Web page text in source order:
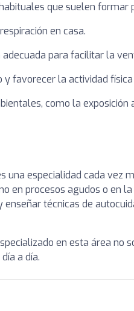
que suelen formar
en casa.
para facilitar la
favorecer la actividad
como la exposición
una especialidad cada vez
en procesos agudos o en
técnicas de
en esta área no
a día.